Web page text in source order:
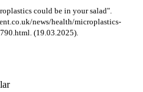
could be in your salad".
news/health/microplastics-
(19.03.2025).